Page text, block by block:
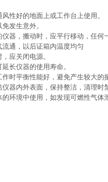
风性好的地面上或工作台上使用。
发生意外。
，搬动时，应平行移动，
通，以后证箱内温度均匀
应关闭电源。
长仪器的使用寿命。
作时平衡性能好，避免产生较大的
器内外表面，保持整洁，清理时禁
中使用，如发现可燃性气体泄露